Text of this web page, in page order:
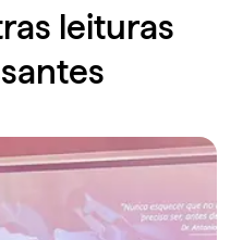
leituras